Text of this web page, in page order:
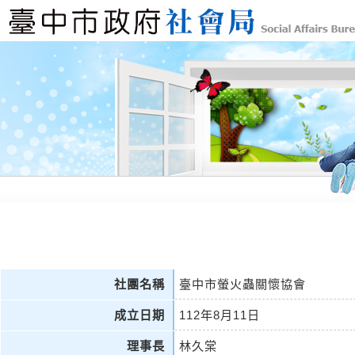
社團名稱 臺中市螢火蟲關懷協會
成立日期 112年8月11日
理事長 林久棠